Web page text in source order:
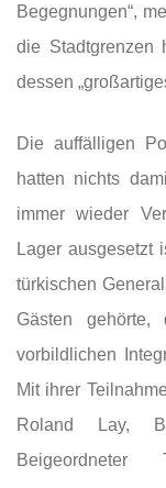
Begegnungen“,
die Stadtgrenzen
dessen
Die auffälligen
hatten nichts
immer wieder
Lager ausgesetzt
türkischen
Gästen
vorbildlichen
Mit ihrer
Roland Lay,